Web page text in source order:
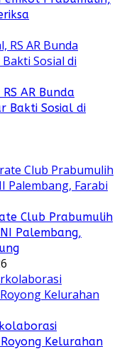
AR Bunda
Bakti Sosial di
Club Prabumulih
Palembang,
Kelurahan